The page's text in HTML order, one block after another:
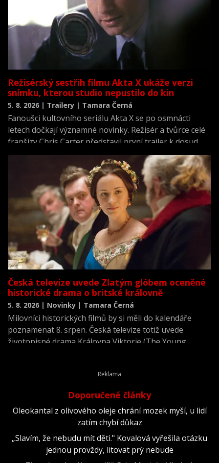
Režisérský sestřih filmu Akta X ukáže verzi
snímku, kterou studio nepustilo do kin
5. 8. 2026 | Trailery | Tamara Černá
Fanoušci kultovního seriálu Akta X se po osmnácti
letech dočkají významné novinky. Režisér a tvůrce celé
franšízy Chris Carter představil první trailer k dosud
neviděné režisérské verzi filmu Akta X: Chci uvěřit.
Česká televize uvede Zlatým glóbem oceněné
historické drama o britské královně
5. 8. 2026 | Novinky | Tamara Černá
Milovníci historických filmů by si měli do kalendáře
poznamenat 8. srpen. Česká televize totiž uvede
životopisné drama Královna Viktorie (The Young
Doporučené články
Oleokantal z olivového oleje chrání mozek myší, u lidí
zatím chybí důkaz
„Slavím, že nebudu mít děti." Kovalová vyřešila otázku
jednou provždy, litovat prý nebude